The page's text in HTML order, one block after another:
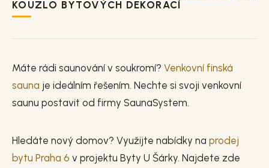
KOUZLO BYTOVÝCH DEKORACÍ
Máte rádi saunování v soukromí? Venkovní finská
sauna je ideálním řešením. Nechte si svoji venkovní
saunu postavit od firmy SaunaSystem.
Hledáte nový domov? Využijte nabídky na prodej
bytu Praha 6 v projektu Byty U Šárky. Najdete zde